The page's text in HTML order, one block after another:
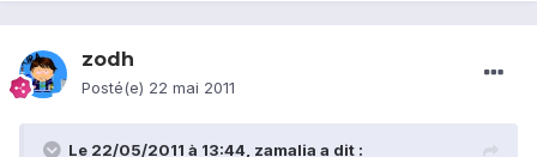
zodh
Posté(e) 22 mai 2011
Le 22/05/2011 à 13:44, zamalia a dit :